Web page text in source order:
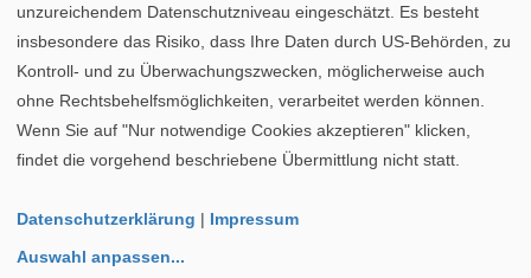
2026 © Lampen.de |
unzureichendem Datenschutzniveau eingeschätzt. Es besteht
insbesondere das Risiko, dass Ihre Daten durch US-Behörden, zu
Kontroll- und zu Überwachungszwecken, möglicherweise auch
ohne Rechtsbehelfsmöglichkeiten, verarbeitet werden können.
Wenn Sie auf "Nur notwendige Cookies akzeptieren" klicken,
findet die vorgehend beschriebene Übermittlung nicht statt.
Datenschutzerklärung | Impressum
Auswahl anpassen...